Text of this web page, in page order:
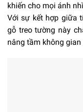
khiến cho mọi ánh
Với sự kết hợp giữa
gỗ treo tường này
nâng tầm không